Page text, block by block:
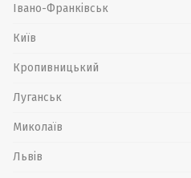
Івано-Франківськ
Київ
Кропивницький
Луганськ
Миколаїв
Львів